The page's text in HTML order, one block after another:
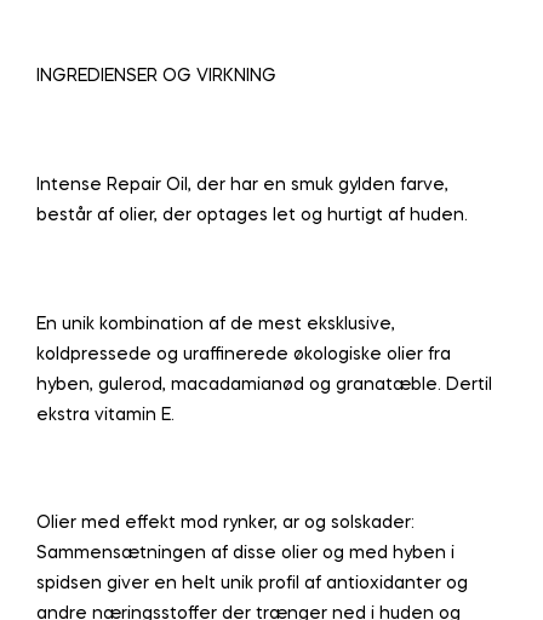
INGREDIENSER OG VIRKNING
Intense Repair Oil, der har en smuk gylden farve,
består af olier, der optages let og hurtigt af huden.
En unik kombination af de mest eksklusive,
koldpressede og uraffinerede økologiske olier fra
hyben, gulerod, macadamianød og granatæble. Dertil
ekstra vitamin E.
Olier med effekt mod rynker, ar og solskader:
Sammensætningen af disse olier og med hyben i
spidsen giver en helt unik profil af antioxidanter og
andre næringsstoffer der trænger ned i huden og